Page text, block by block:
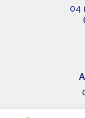
04